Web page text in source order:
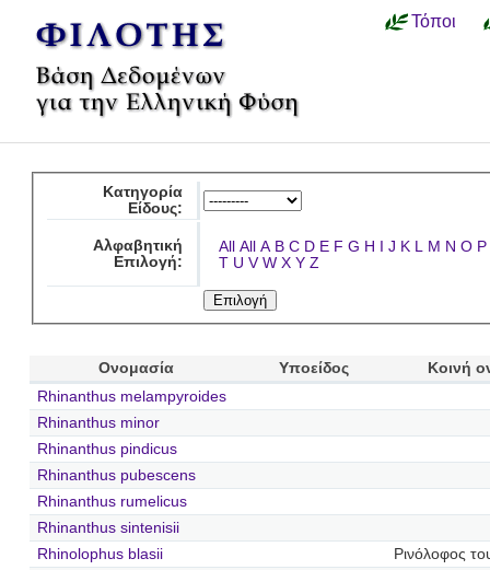
Τόποι
Κατηγορία
Είδους:
Αλφαβητική
Επιλογή:
All All A B C D E F G H I J K L M N O P
T U V W X Y Z
Ονομασία Υποείδος
Κοινή
Rhinanthus melampyroides
Rhinanthus minor
Rhinanthus pindicus
Rhinanthus pubescens
Rhinanthus rumelicus
Rhinanthus sintenisii
Rhinolophus blasii
Ρινόλοφος